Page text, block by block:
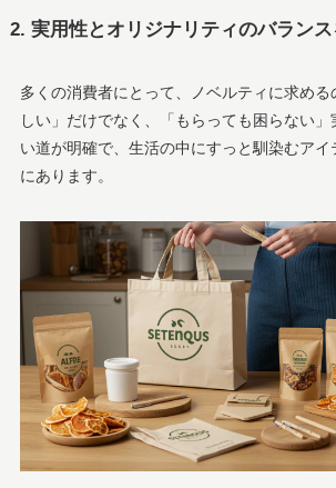
2. 実用性とオリジナリティのバラン
多くの消費者にとって、ノベルティに求め
しい」だけでなく、「もらっても困らない
い道が明確で、生活の中にすっと馴染むアイ
にあります。